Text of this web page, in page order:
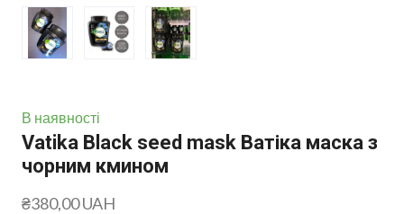
В наявності
Vatika Black seed mask Ватіка маска з
чорним кмином
₴380,00 UAH